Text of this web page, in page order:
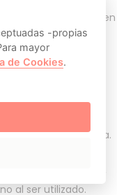
establecidos en
hacia las
usos energéticos y
de las energías
combustible, y
intensiva en
la industria química.
con el clima,
al ser utilizado.
-propias
mayor
de Cookies.